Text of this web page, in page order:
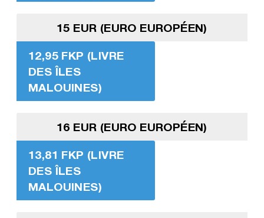
15 EUR (EURO EUROPÉEN)
12,95 FKP (LIVRE
DES ÎLES
MALOUINES)
16 EUR (EURO EUROPÉEN)
13,81 FKP (LIVRE
DES ÎLES
MALOUINES)